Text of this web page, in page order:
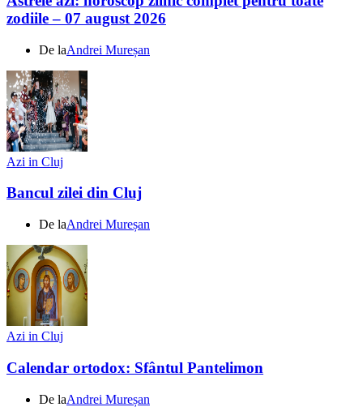
zodiile – 07 august 2026
De laAndrei Mureșan
Azi in Cluj
Bancul zilei din Cluj
De laAndrei Mureșan
Azi in Cluj
Calendar ortodox: Sfântul Pantelimon
De laAndrei Mureșan